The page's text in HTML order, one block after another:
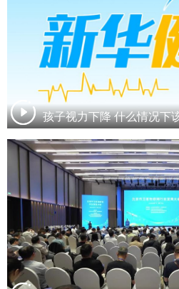
孩子视力下降 什么情况下